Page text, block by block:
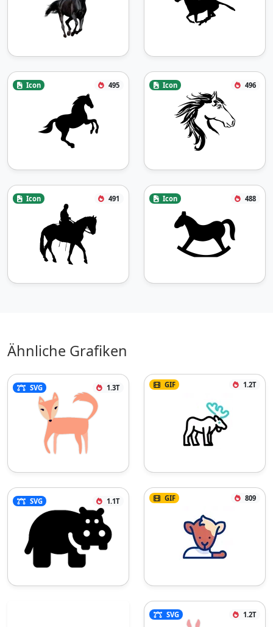
Icon 495 Icon 496
Icon 491 Icon 488
Ähnliche Grafiken
SVG 1.3T GIF 1.2T
SVG 1.1T GIF 809
SVG 1.2T